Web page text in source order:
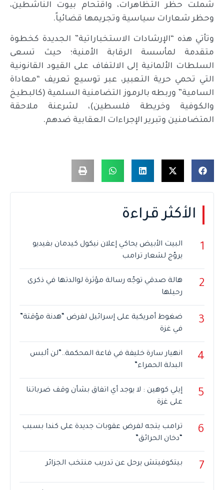
شملت حظر التظاهرات، واقتحام بيوت الناشطين،
وحظر شعارات سياسية وتجريمها قضائياً.
وتأتي هذه “الإرشادات الاستخباراتية” الجديدة كخطوة
متقدمة لمأسسة الرقابة الأمنية؛ حيث تسعى
السلطات الألمانية إلى الالتفاف على القيود القانونية
التي تحمي حرية التعبير، عبر توسيع تعريف “معاداة
السامية” وربطه بالرموز التضامنية السلمية (كالبطيخ
والكوفية وخريطة فلسطين)، لشرعنة ملاحقة
المتضامنين وتبرير الإجراءات العقابية ضدهم.
الأكثر قراءة
1
البيت الأبيض يحاكي إعلان نيكول كيدمان بفيديو
يروّج لشعار ترامب
2
هالة صدقي توجّه رسالة مؤثرة لوالدتها في ذكرى
رحيلها
3
ضغوط أمريكية على إسرائيل لفرض “هدنة مؤقتة”
في غزة
4
انهيار سارة خليفة في قاعة المحكمة..”لن ألبس
البدلة الحمراء”
5
إيلي كوهين : لا يوجد أي اتفاق بشأن وقف ضرباتنا
على غزة
6
ترامب يتجه لفرض عقوبات جديدة على كندا بسبب
“دخان الحرائق”
7 بيتكوفيتش يرحل عن تدريب منتخب الجزائر